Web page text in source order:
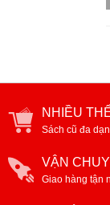
NHIỀU
Sách cũ đa
VẬN
Giao hàng tận